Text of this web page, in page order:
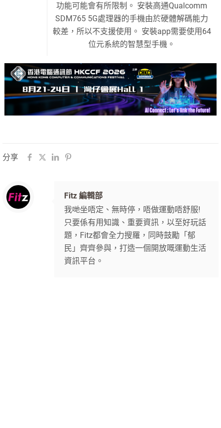
功能可能會有所限制。 安裝高通Qualcomm
SDM765 5G處理器的手機由於硬體解碼能力
較差，所以不支援使用。 安裝app需要使用64
位元系統的智慧型手機。
分享
Fitz 編輯部
我哋坐唔定、無時停，唔做運動唔舒服!
只要係有用知識、重要資訊，以至好玩話
題，Fitz都會全力搜羅，同時鼓勵「郁
民」齊齊參與，打造一個開放嘅運動生活
資訊平台。